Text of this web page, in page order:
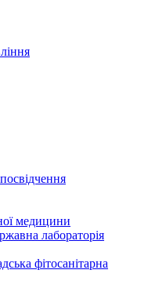
медицини
лабораторія
фітосанітарна